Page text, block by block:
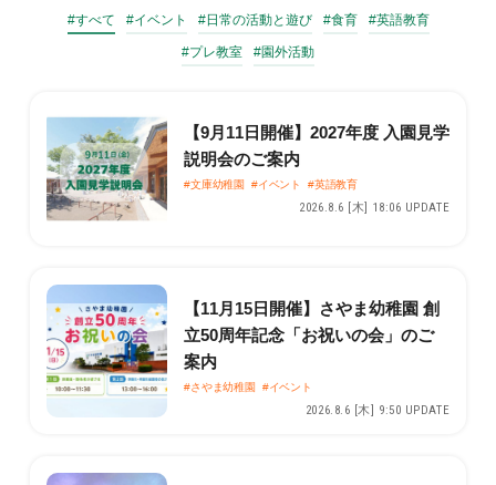
#すべて #イベント #日常の活動と遊び #食育 #英語教育
#プレ教室 #園外活動
【9月11日開催】2027年度 入園見学
説明会のご案内
#文庫幼稚園 #イベント #英語教育
2026.8.6 [木] 18:06 UPDATE
【11月15日開催】さやま幼稚園 創
立50周年記念「お祝いの会」のご
案内
#さやま幼稚園 #イベント
2026.8.6 [木] 9:50 UPDATE